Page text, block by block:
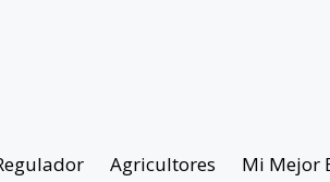
Agricultores Mi Mejor